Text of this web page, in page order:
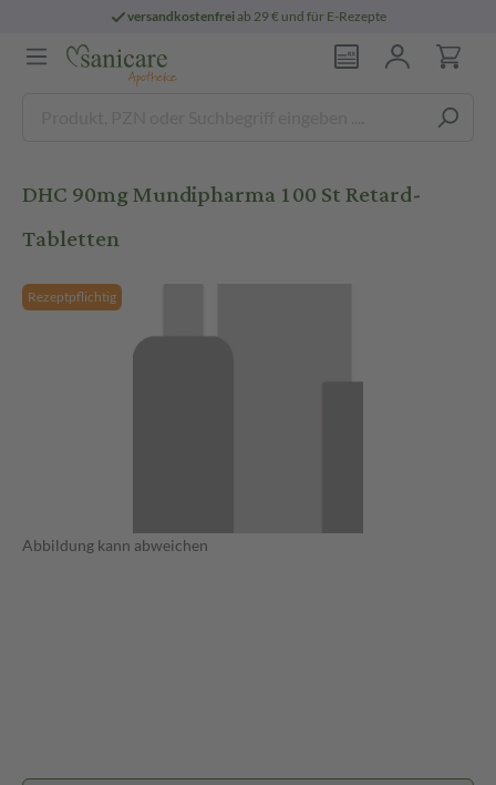
versandkostenfreiab 29 € und für E-Rezepte
DHC 90mg Mundipharma 100 St Retard-
Tabletten
Rezeptpflichtig
Abbildung kann abweichen